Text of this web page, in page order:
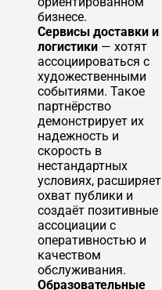
бизнесе.
Сервисы доставки и
логистики — хотят
ассоциироваться с
художественными
событиями. Такое
партнёрство
демонстрирует их
надежность и
скорость в
нестандартных
условиях, расширяет
охват публики и
создаёт позитивные
ассоциации с
оперативностью и
качеством
обслуживания.
Образовательные